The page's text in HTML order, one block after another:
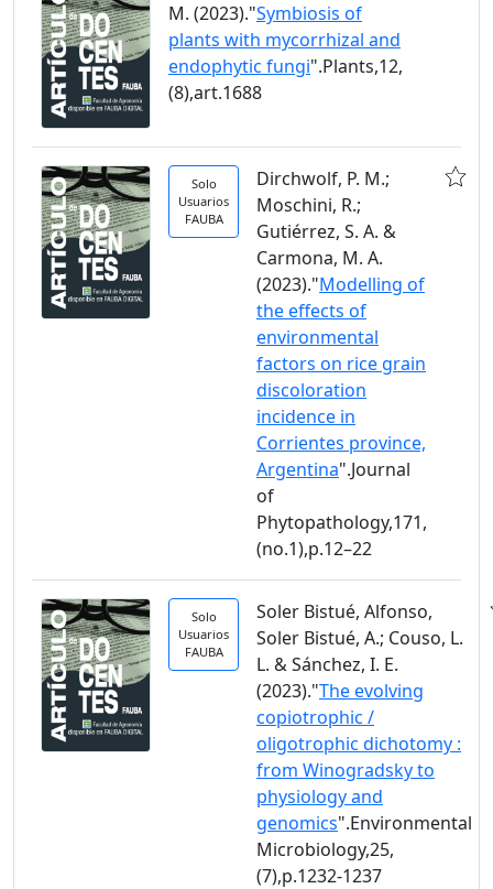
M. (2023)."Symbiosis of
plants with mycorrhizal and
endophytic fungi".Plants,12,
(8),art.1688
Solo
Usuarios
FAUBA
Dirchwolf, P. M.;
Moschini, R.;
Gutiérrez, S. A. &
Carmona, M. A.
(2023)."Modelling of
the effects of
environmental
factors on rice grain
discoloration
incidence in
Corrientes province,
Argentina".Journal
of
Phytopathology,171,
(no.1),p.12–22
Solo
Usuarios
FAUBA
Soler Bistué, Alfonso,
Soler Bistué, A.; Couso, L.
L. & Sánchez, I. E.
(2023)."The evolving
copiotrophic /
oligotrophic dichotomy :
from Winogradsky to
physiology and
genomics".Environmental
Microbiology,25,
(7),p.1232-1237